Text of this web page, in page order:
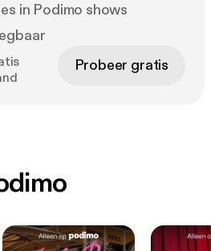
in Podimo shows
Probeer gratis